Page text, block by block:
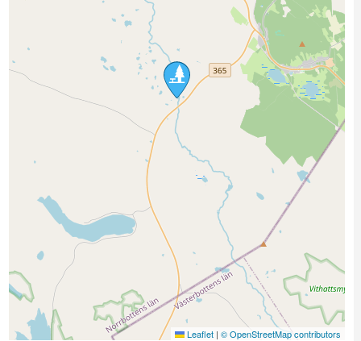
Leaflet | © OpenStreetMap contributors